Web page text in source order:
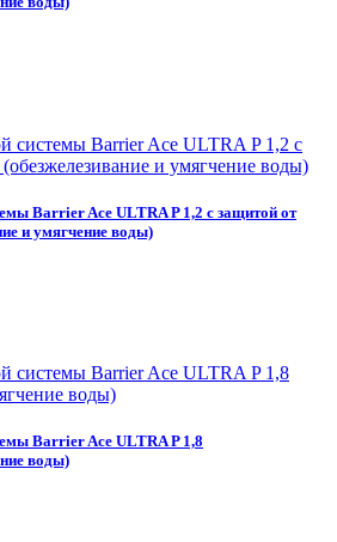
Barrier Ace ULTRA P 1,2 с защитой от
и умягчение воды)
Barrier Ace ULTRA P 1,8
воды)